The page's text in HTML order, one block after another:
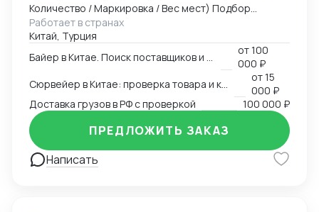
Количество / Маркировка / Вес мест) Подбор
оптимального способа доставки. Маршрут /
Перевозчики / Таможня Работаем официально.
Белый импорт / Документы / ЧЗ
Работает в странах
Китай, Турция
от100
000 ₽
от15
000 ₽
Доставка грузов в РФ с проверкой
100 000 ₽
Написать
ПРЕДЛОЖИТЬ ЗАКАЗ